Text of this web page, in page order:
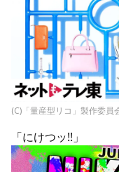
(C)「量産型リコ」製作委員
「にけつッ!!」